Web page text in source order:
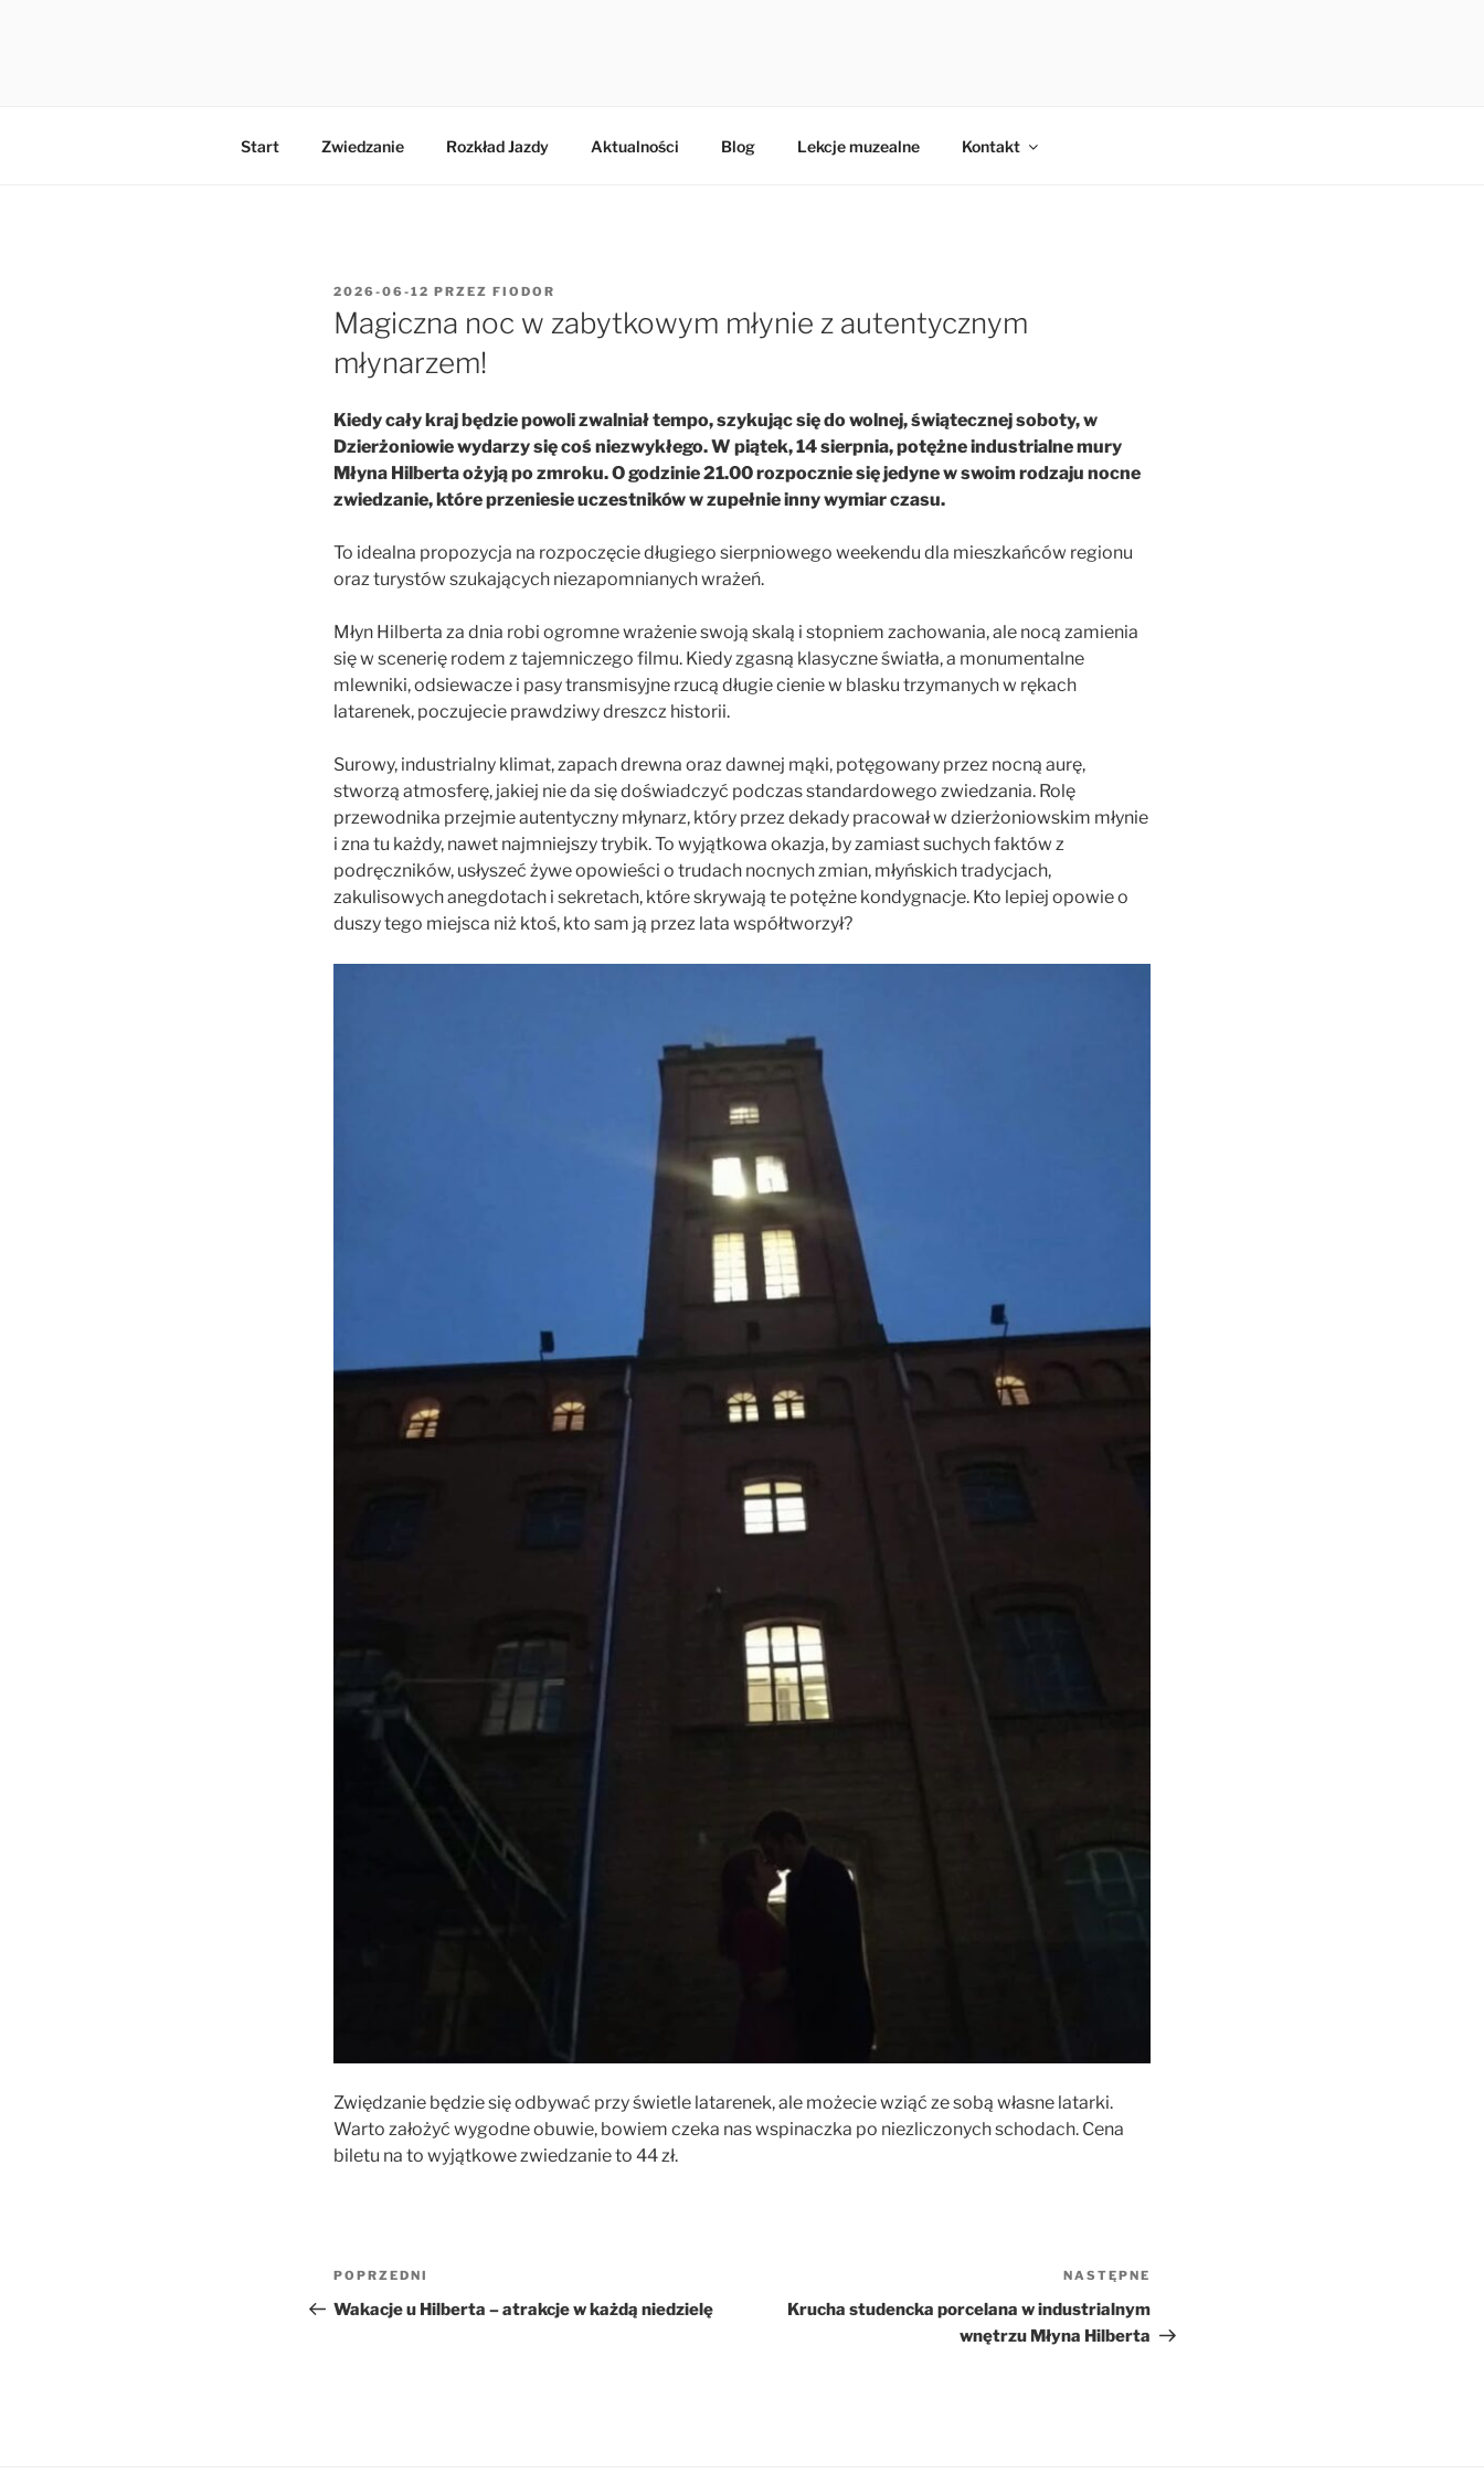
Start Zwiedzanie Rozkład Jazdy Aktualności Blog Lekcje muzealne Kontakt
OPUBLIKOWANE
W
2026-06-12 PRZEZ FIODOR
Magiczna noc w zabytkowym młynie z autentycznym
młynarzem!
Kiedy cały kraj będzie powoli zwalniał tempo, szykując się do wolnej, świątecznej soboty, w
Dzierżoniowie wydarzy się coś niezwykłego. W piątek, 14 sierpnia, potężne industrialne mury
Młyna Hilberta ożyją po zmroku. O godzinie 21.00 rozpocznie się jedyne w swoim rodzaju nocne
zwiedzanie, które przeniesie uczestników w zupełnie inny wymiar czasu.
To idealna propozycja na rozpoczęcie długiego sierpniowego weekendu dla mieszkańców regionu
oraz turystów szukających niezapomnianych wrażeń.
Młyn Hilberta za dnia robi ogromne wrażenie swoją skalą i stopniem zachowania, ale nocą zamienia
się w scenerię rodem z tajemniczego filmu. Kiedy zgasną klasyczne światła, a monumentalne
mlewniki, odsiewacze i pasy transmisyjne rzucą długie cienie w blasku trzymanych w rękach
latarenek, poczujecie prawdziwy dreszcz historii.
Surowy, industrialny klimat, zapach drewna oraz dawnej mąki, potęgowany przez nocną aurę,
stworzą atmosferę, jakiej nie da się doświadczyć podczas standardowego zwiedzania. Rolę
przewodnika przejmie autentyczny młynarz, który przez dekady pracował w dzierżoniowskim młynie
i zna tu każdy, nawet najmniejszy trybik. To wyjątkowa okazja, by zamiast suchych faktów z
podręczników, usłyszeć żywe opowieści o trudach nocnych zmian, młyńskich tradycjach,
zakulisowych anegdotach i sekretach, które skrywają te potężne kondygnacje. Kto lepiej opowie o
duszy tego miejsca niż ktoś, kto sam ją przez lata współtworzył?
Zwiędzanie będzie się odbywać przy świetle latarenek, ale możecie wziąć ze sobą własne latarki.
Warto założyć wygodne obuwie, bowiem czeka nas wspinaczka po niezliczonych schodach. Cena
biletu na to wyjątkowe zwiedzanie to 44 zł.
Nawigacja
wpisu
Poprzedni
wpis
POPRZEDNI
Wakacje u Hilberta – atrakcje w każdą niedzielę
wpis
NASTĘPNE
Krucha studencka porcelana w industrialnym
wnętrzu Młyna Hilberta